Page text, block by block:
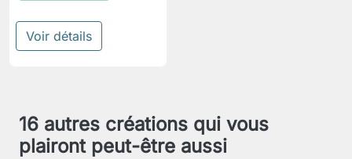
Voir détails
16 autres créations qui vous
plairont peut-être aussi